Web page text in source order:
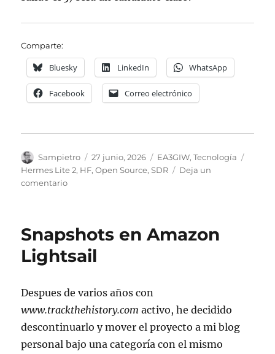
Comparte:
Bluesky LinkedIn WhatsApp
Facebook Correo electrónico
Autor
Sampietro
Publicado
el
27 junio, 2026 Categorías
EA3GIW,Tecnología
Hermes Lite 2, HF,Open Source,SDR
Deja un
comentarioen
Snapshots en Amazon
Lightsail
Despues de varios años con
www.trackthehistory.com activo, he decidido
descontinuarlo y mover el proyecto a mi blog
personal bajo una categoría con el mismo